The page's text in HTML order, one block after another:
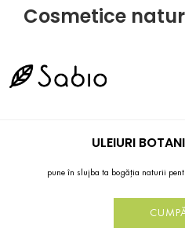
Cosmetice
ULEIURI
pune în slujba ta bogăția naturii